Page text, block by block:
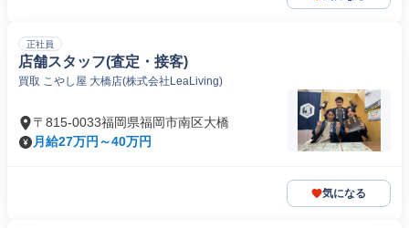
正社員
店舗スタッフ(査定・接客)
買取 こやし屋 大橋店(株式会社LeaLiving)
〒815-0033福岡県福岡市南区大橋
月給27万円～40万円
気になる